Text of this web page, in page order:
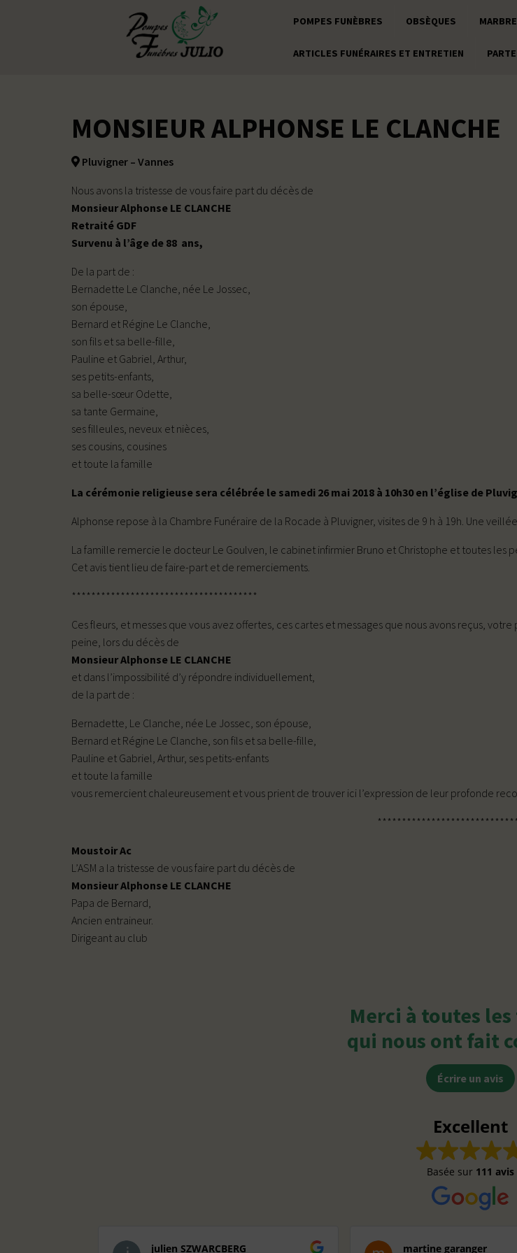
POMPES FUNÈBRES OBSÈQUES
ARTICLES FUNÉRAIRES ET ENTRETIEN
MONSIEUR ALPHONSE LE CLANCHE
Pluvigner – Vannes
Nous avons la tristesse de vous faire part du décès de
Monsieur Alphonse LE CLANCHE
Retraité GDF
Survenu à l’âge de 88 ans,
De la part de :
Bernadette Le Clanche, née Le Jossec,
son épouse,
Bernard et Régine Le Clanche,
son fils et sa belle-fille,
Pauline et Gabriel, Arthur,
ses petits-enfants,
sa belle-sœur Odette,
sa tante Germaine,
ses filleules, neveux et nièces,
ses cousins, cousines
et toute la famille
La cérémonie religieuse sera célébrée le samedi 26 mai 2018 à 10h30 en l’église de
Alphonse repose à la Chambre Funéraire de la Rocade à Pluvigner, visites de 9 h à 19h. Une
La famille remercie le docteur Le Goulven, le cabinet infirmier Bruno et Christophe et toutes les
Cet avis tient lieu de faire-part et de remerciements.
**************************************
Ces fleurs, et messes que vous avez offertes, ces cartes et messages que nous avons reçus,
peine, lors du décès de
Monsieur Alphonse LE CLANCHE
et dans l’impossibilité d’y répondre individuellement,
de la part de :
Bernadette, Le Clanche, née Le Jossec, son épouse,
Bernard et Régine Le Clanche, son fils et sa belle-fille,
Pauline et Gabriel, Arthur, ses petits-enfants
et toute la famille
vous remercient chaleureusement et vous prient de trouver ici l’expression de leur profonde
Moustoir Ac
L’ASM a la tristesse de vous faire part du décès de
Monsieur Alphonse LE CLANCHE
Papa de Bernard,
Ancien entraineur.
Dirigeant au club
Merci à toutes
qui nous ont fait
Écrire un avis
Excellent
Basée sur 111 avis
julien SZWARCBERG martine garanger